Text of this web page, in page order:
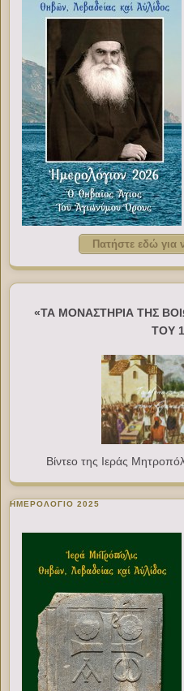
Πατήστε εδώ για
«ΤΑ ΜΟΝΑΣΤΗΡΙΑ ΤΗΣ
ΤΟΥ
Βίντεο της Ιεράς
ΗΜΕΡΟΛΟΓΙΟ 2025